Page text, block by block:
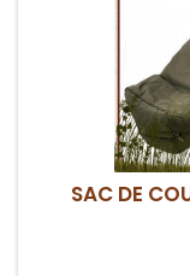
SAC DE